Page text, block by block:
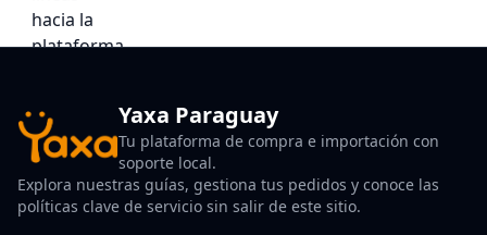
Yaxa Paraguay
Tu plataforma de compra e importación con
soporte local.
Explora nuestras guías, gestiona tus pedidos y conoce las
políticas clave de servicio sin salir de este sitio.